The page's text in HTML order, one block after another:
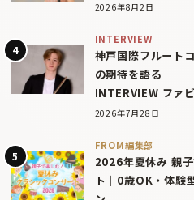
2026年8月2日
INTERVIEW
神戸国際フルート
の期待を語る
INTERVIEW ファ
2026年7月28日
FROM編集部
2026年夏休み 親
ト｜0歳OK・体験